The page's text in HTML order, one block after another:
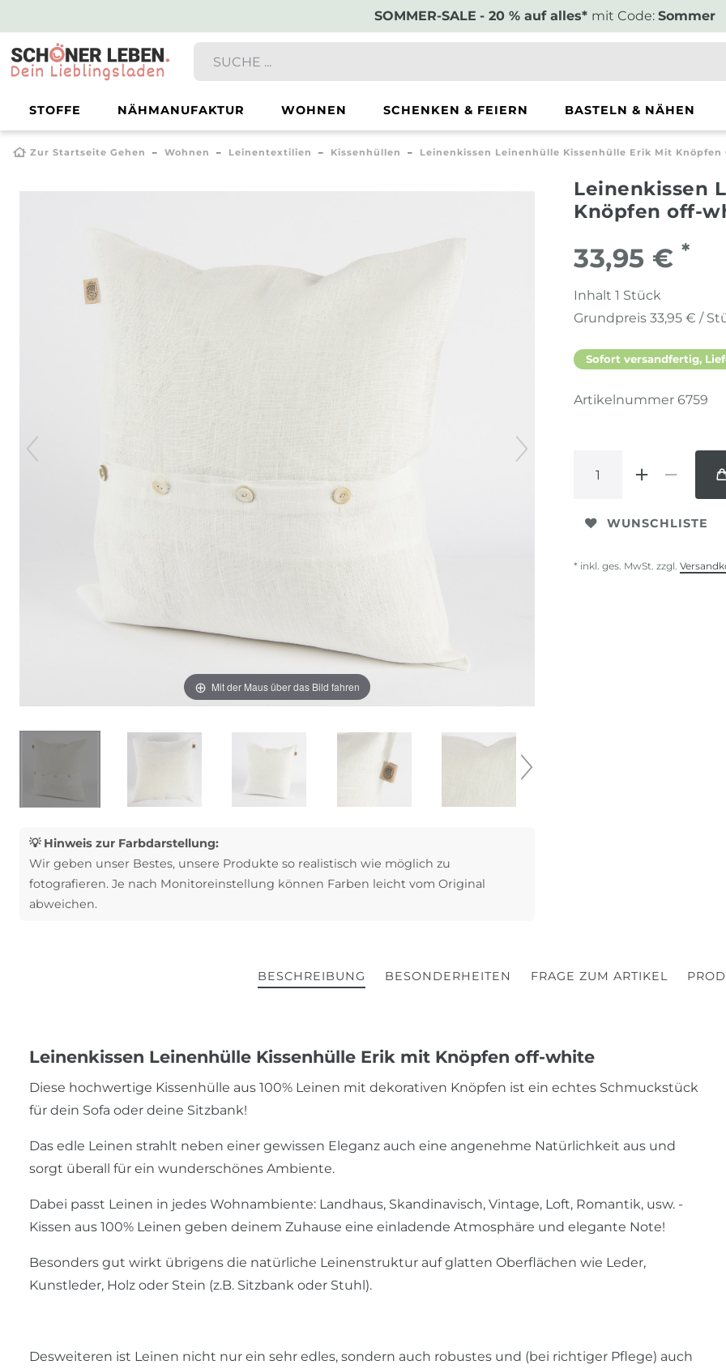
SOMMER-SALE - 20 % auf alles* mit Code: Sommer
STOFFE NÄHMANUFAKTUR WOHNEN SCHENKEN & FEIERN BASTELN & NÄHEN
Zur Startseite Gehen Wohnen Leinentextilien Kissenhüllen Leinenkissen Leinenhülle Kissenhülle Erik Mit Knöpfen
Mit der Maus über das Bild fahren
💡 Hinweis zur Farbdarstellung:
Wir geben unser Bestes, unsere Produkte so realistisch wie möglich zu
fotografieren. Je nach Monitoreinstellung können Farben leicht vom Original
abweichen.
Leinenkissen
Knöpfen off-
33,95 € *
Inhalt 1 Stück
Grundpreis 33,95 € /
Sofort versandfertig,
Artikelnummer 6759
WUNSCHLISTE
* inkl. ges. MwSt. zzgl.
BESCHREIBUNG BESONDERHEITEN FRAGE ZUM ARTIKEL
Leinenkissen Leinenhülle Kissenhülle Erik mit Knöpfen off-white
Diese hochwertige Kissenhülle aus 100% Leinen mit dekorativen Knöpfen ist ein echtes Schmuckstück
für dein Sofa oder deine Sitzbank!
Das edle Leinen strahlt neben einer gewissen Eleganz auch eine angenehme Natürlichkeit aus und
sorgt überall für ein wunderschönes Ambiente.
Dabei passt Leinen in jedes Wohnambiente: Landhaus, Skandinavisch, Vintage, Loft, Romantik, usw. -
Kissen aus 100% Leinen geben deinem Zuhause eine einladende Atmosphäre und elegante Note!
Besonders gut wirkt übrigens die natürliche Leinenstruktur auf glatten Oberflächen wie Leder,
Kunstleder, Holz oder Stein (z.B. Sitzbank oder Stuhl).
Desweiteren ist Leinen nicht nur ein sehr edles, sondern auch robustes und (bei richtiger Pflege) auch